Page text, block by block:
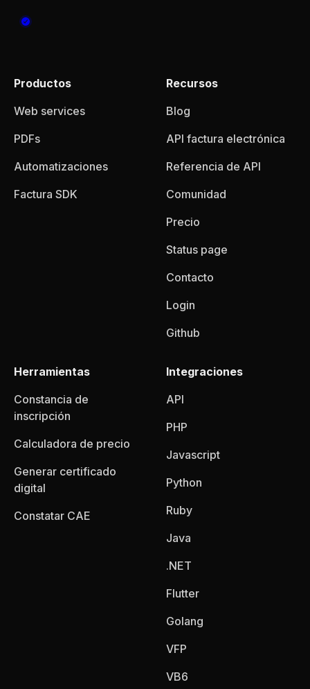
Productos
Web services
PDFs
Automatizaciones
Factura SDK
Recursos
Blog
API factura electrónica
Referencia de API
Comunidad
Precio
Status page
Contacto
Login
Github
Herramientas
Constancia de
inscripción
Calculadora de precio
Generar certificado
digital
Constatar CAE
Integraciones
API
PHP
Javascript
Python
Ruby
Java
.NET
Flutter
Golang
VFP
VB6